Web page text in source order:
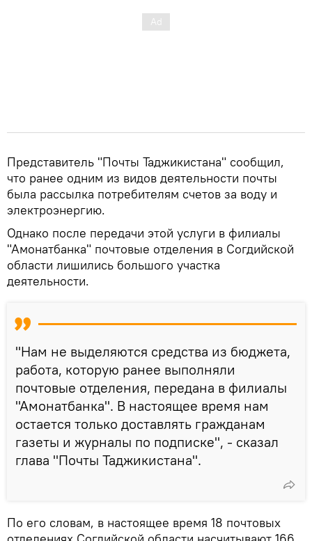
Представитель "Почты Таджикистана" сообщил,
что ранее одним из видов деятельности почты
была рассылка потребителям счетов за воду и
электроэнергию.
Однако после передачи этой услуги в филиалы
"Амонатбанка" почтовые отделения в Согдийской
области лишились большого участка
деятельности.
"Нам не выделяются средства из бюджета,
работа, которую ранее выполняли
почтовые отделения, передана в филиалы
"Амонатбанка". В настоящее время нам
остается только доставлять гражданам
газеты и журналы по подписке", - сказал
глава "Почты Таджикистана".
По его словам, в настоящее время 18 почтовых